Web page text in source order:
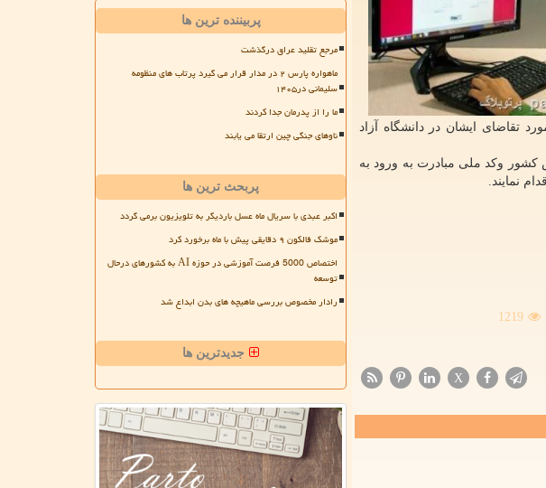
تقاضای ایشان در دانشگاه آزاد
وکد ملی مبادرت به ورود به
نمایند.
1219
X
پربیننده ترین ها
مرجع تقلید عراق درگذشت
ماهواره پارس ۲ در مدار قرار می گیرد پرتاب های منظومه
سلیمانی در۱۴۰۵
ما را از پدرمان جدا کردند
ناوهای جنگی چین ارتقا می یابند
پربحث ترین ها
اکبر عبدی با سریال ماه عسل باردیگر به تلویزیون برمی گردد
موشک فالکون ۹ دقایقی پیش با ماه برخورد کرد
اختصاص 5000 فرصت آموزشی در حوزه AI به کشورهای درحال
توسعه
رادار مخصوص بررسی ماهیچه های بدن ابداع شد
جدیدترین ها